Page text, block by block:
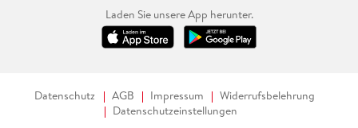
Laden Sie unsere App herunter.
Datenschutz AGB Impressum
Widerrufsbelehrung
Datenschutzeinstellungen